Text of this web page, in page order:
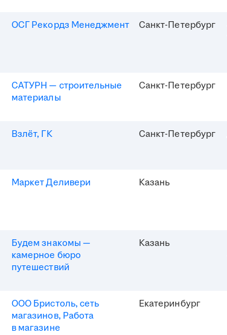
ОСГ Рекордз Менеджмент Санкт-Петербург
САТУРН — строительные
материалы
Санкт-Петербург
Взлёт, ГК Санкт-Петербург
Маркет Деливери Казань
Будем знакомы —
камерное бюро
путешествий
Казань
ООО Бристоль, сеть
магазинов, Работа
в магазине
Екатеринбург